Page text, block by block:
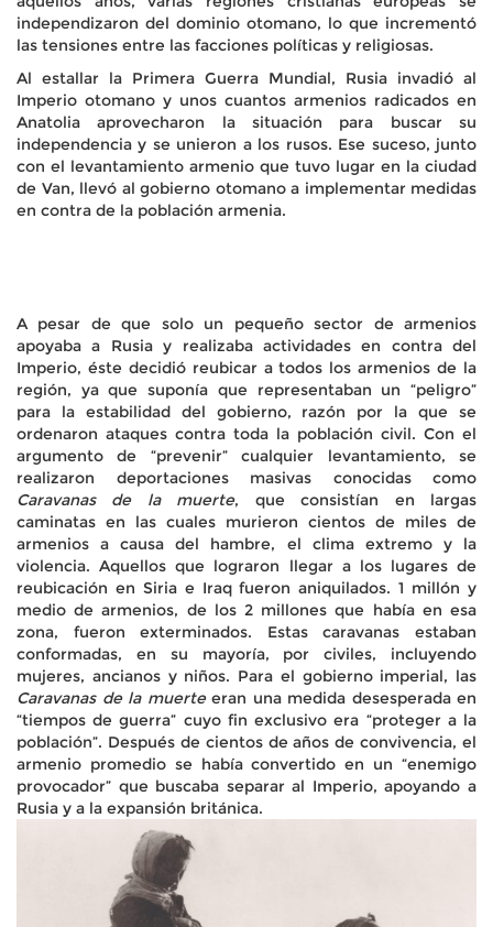
independizaron del dominio otomano, lo que incrementó
las tensiones entre las facciones políticas y religiosas.
Al estallar la Primera Guerra Mundial, Rusia invadió al
Imperio otomano y unos cuantos armenios radicados en
Anatolia aprovecharon la situación para buscar su
independencia y se unieron a los rusos. Ese suceso, junto
con el levantamiento armenio que tuvo lugar en la ciudad
de Van, llevó al gobierno otomano a implementar medidas
en contra de la población armenia.
A pesar de que solo un pequeño sector de armenios
apoyaba a Rusia y realizaba actividades en contra del
Imperio, éste decidió reubicar a todos los armenios de la
región, ya que suponía que representaban un “peligro”
para la estabilidad del gobierno, razón por la que se
ordenaron ataques contra toda la población civil. Con el
argumento de “prevenir” cualquier levantamiento, se
realizaron deportaciones masivas conocidas como
Caravanas de la muerte, que consistían en largas
caminatas en las cuales murieron cientos de miles de
armenios a causa del hambre, el clima extremo y la
violencia. Aquellos que lograron llegar a los lugares de
reubicación en Siria e Iraq fueron aniquilados. 1 millón y
medio de armenios, de los 2 millones que había en esa
zona, fueron exterminados. Estas caravanas estaban
conformadas, en su mayoría, por civiles, incluyendo
mujeres, ancianos y niños. Para el gobierno imperial, las
Caravanas de la muerteeran una medida desesperada en
“tiempos de guerra” cuyo fin exclusivo era “proteger a la
población”. Después de cientos de años de convivencia, el
armenio promedio se había convertido en un “enemigo
provocador” que buscaba separar al Imperio, apoyando a
Rusia y a la expansión británica.